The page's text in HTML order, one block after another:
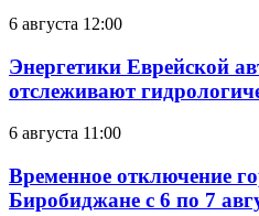
6 августа 12:00
Энергетики Еврейской
отслеживают
6 августа 11:00
Временное отключение
Биробиджане с 6 по 7